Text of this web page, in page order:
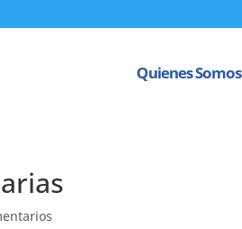
Quienes Somos